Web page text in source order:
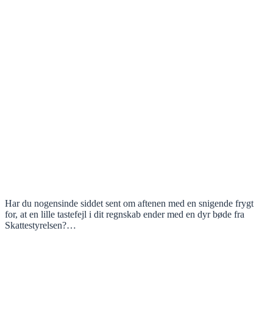
Har du nogensinde siddet sent om aftenen med en snigende frygt
for, at en lille tastefejl i dit regnskab ender med en dyr bøde fra
Skattestyrelsen?…